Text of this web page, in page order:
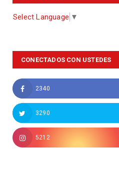
Select Language ▼
CONECTADOS CON USTEDES
2340
3290
5212